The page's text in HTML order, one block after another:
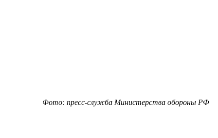
Фото: пресс-служба Министерства обороны РФ